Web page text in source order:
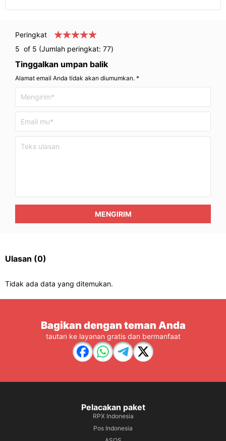
Peringkat
5 of 5 (Jumlah peringkat: 77)
Tinggalkan umpan balik
Alamat email Anda tidak akan diumumkan. *
MENGIRIM
Ulasan (0)
Tidak ada data yang ditemukan.
Bagikan dengan teman Anda
tautan ke layanan gratis dan bermanfaat
Pelacakan paket
RPX Indonesia
Pos Indonesia